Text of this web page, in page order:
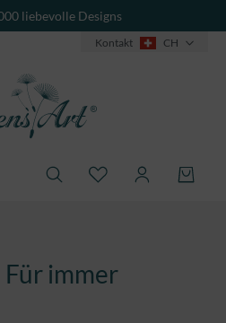
liebevolle Designs
Kontakt CH
immer